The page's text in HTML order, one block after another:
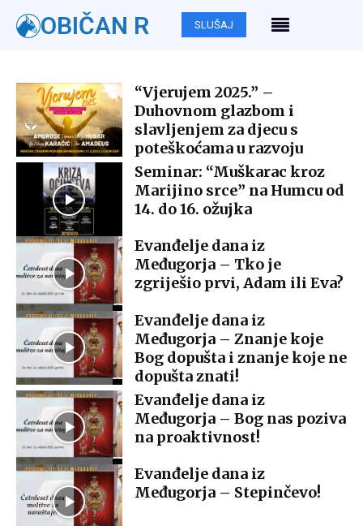
OBIČAN R SLUŠAJ
“Vjerujem 2025.” –
Duhovnom glazbom i
slavljenjem za djecu s
poteškoćama u razvoju
Seminar: “Muškarac kroz
Marijino srce” na Humcu od
14. do 16. ožujka
Evanđelje dana iz
Međugorja – Tko je
zgriješio prvi, Adam ili Eva?
Evanđelje dana iz
Međugorja – Znanje koje
Bog dopušta i znanje koje ne
dopušta znati!
Evanđelje dana iz
Međugorja – Bog nas poziva
na proaktivnost!
Evanđelje dana iz
Međugorja – Stepinčevo!